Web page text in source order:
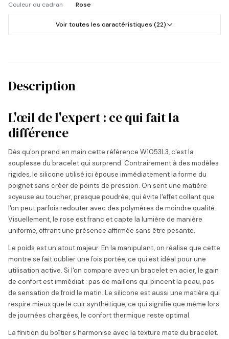
Couleur du cadran Rose
Voir toutes les caractéristiques (22)
Description
L'œil de l'expert : ce qui fait la
différence
Dès qu'on prend en main cette référence W1053L3, c'est la
souplesse du bracelet qui surprend. Contrairement à des modèles
rigides, le silicone utilisé ici épouse immédiatement la forme du
poignet sans créer de points de pression. On sent une matière
soyeuse au toucher, presque poudrée, qui évite l'effet collant que
l'on peut parfois redouter avec des polymères de moindre qualité.
Visuellement, le rose est franc et capte la lumière de manière
uniforme, offrant une présence affirmée sans être pesante.
Le poids est un atout majeur. En la manipulant, on réalise que cette
montre se fait oublier une fois portée, ce qui est idéal pour une
utilisation active. Si l'on compare avec un bracelet en acier, le gain
de confort est immédiat : pas de maillons qui pincent la peau, pas
de sensation de froid le matin. Le silicone est aussi une matière qui
respire mieux que le cuir synthétique, ce qui signifie que même lors
de journées chargées, le confort thermique reste optimal.
La finition du boîtier s'harmonise avec la texture mate du bracelet.